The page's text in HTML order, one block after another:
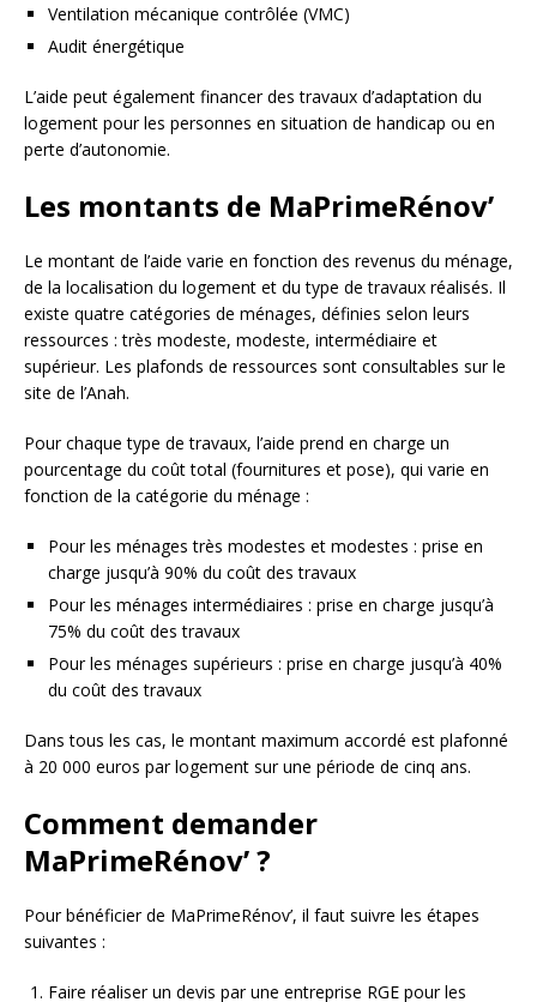
Ventilation mécanique contrôlée (VMC)
Audit énergétique
L’aide peut également financer des travaux d’adaptation du
logement pour les personnes en situation de handicap ou en
perte d’autonomie.
Les montants de MaPrimeRénov’
Le montant de l’aide varie en fonction des revenus du ménage,
de la localisation du logement et du type de travaux réalisés. Il
existe quatre catégories de ménages, définies selon leurs
ressources : très modeste, modeste, intermédiaire et
supérieur. Les plafonds de ressources sont consultables sur le
site de l’Anah.
Pour chaque type de travaux, l’aide prend en charge un
pourcentage du coût total (fournitures et pose), qui varie en
fonction de la catégorie du ménage :
Pour les ménages très modestes et modestes : prise en
charge jusqu’à 90% du coût des travaux
Pour les ménages intermédiaires : prise en charge jusqu’à
75% du coût des travaux
Pour les ménages supérieurs : prise en charge jusqu’à 40%
du coût des travaux
Dans tous les cas, le montant maximum accordé est plafonné
à 20 000 euros par logement sur une période de cinq ans.
Comment demander
MaPrimeRénov’ ?
Pour bénéficier de MaPrimeRénov’, il faut suivre les étapes
suivantes :
Faire réaliser un devis par une entreprise RGE pour les